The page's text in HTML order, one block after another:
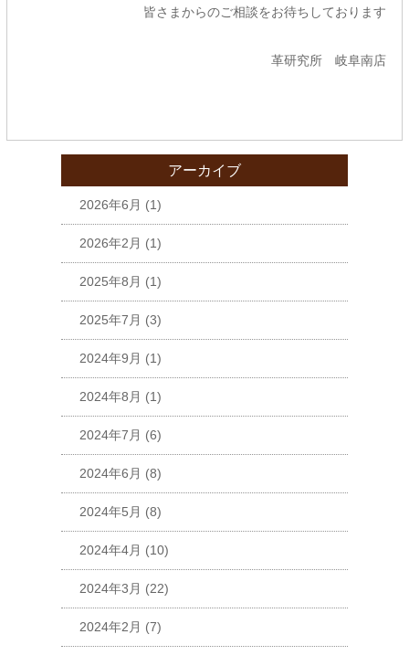
皆さまからのご相談をお待ちしております
革研究所 岐阜南店
アーカイブ
2026年6月 (1)
2026年2月 (1)
2025年8月 (1)
2025年7月 (3)
2024年9月 (1)
2024年8月 (1)
2024年7月 (6)
2024年6月 (8)
2024年5月 (8)
2024年4月 (10)
2024年3月 (22)
2024年2月 (7)